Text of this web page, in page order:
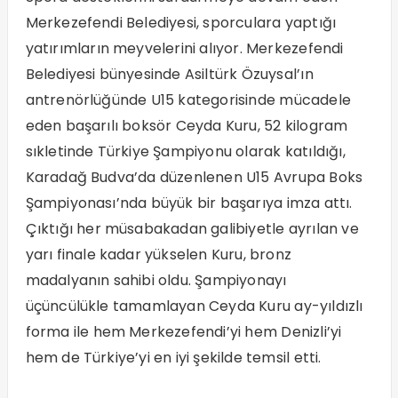
Merkezefendi Belediyesi, sporculara yaptığı
yatırımların meyvelerini alıyor. Merkezefendi
Belediyesi bünyesinde Asiltürk Özuysal’ın
antrenörlüğünde U15 kategorisinde mücadele
eden başarılı boksör Ceyda Kuru, 52 kilogram
sıkletinde Türkiye Şampiyonu olarak katıldığı,
Karadağ Budva’da düzenlenen U15 Avrupa Boks
Şampiyonası’nda büyük bir başarıya imza attı.
Çıktığı her müsabakadan galibiyetle ayrılan ve
yarı finale kadar yükselen Kuru, bronz
madalyanın sahibi oldu. Şampiyonayı
üçüncülükle tamamlayan Ceyda Kuru ay-yıldızlı
forma ile hem Merkezefendi’yi hem Denizli’yi
hem de Türkiye’yi en iyi şekilde temsil etti.